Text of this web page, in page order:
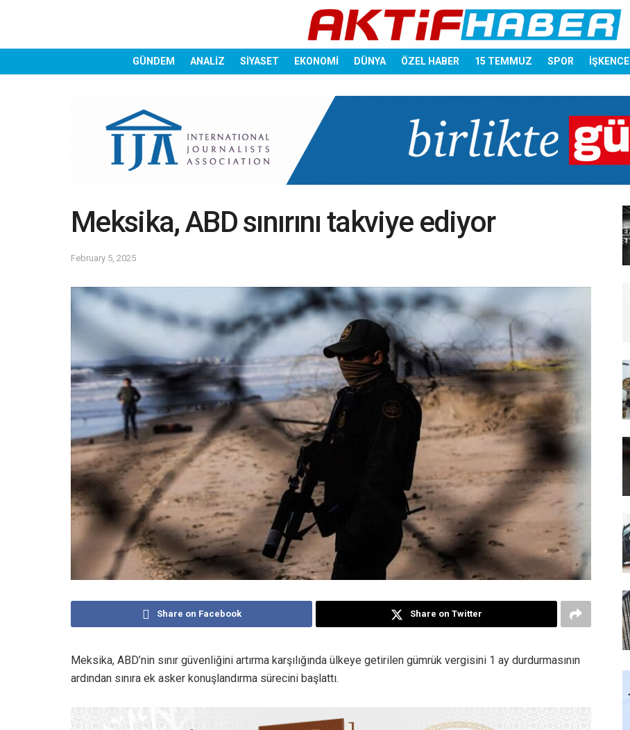
GÜNDEM ANALİZ SİYASET EKONOMİ DÜNYA ÖZEL HABER 15 TEMMUZ SPOR İŞKENCE
Meksika, ABD sınırını takviye ediyor
February 5, 2025
Share on Facebook Share on Twitter
Meksika, ABD’nin sınır güvenliğini artırma karşılığında ülkeye getirilen gümrük vergisini 1 ay durdurmasının
ardından sınıra ek asker konuşlandırma sürecini başlattı.